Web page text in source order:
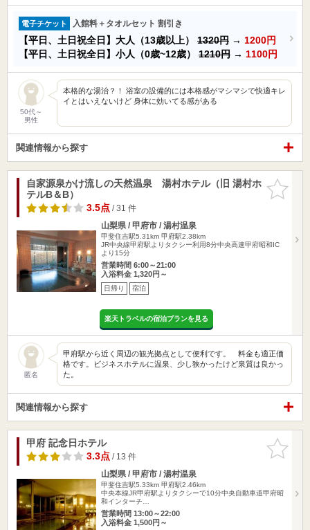
電子チケット 入館料＋タオルセット 割引き
【平日、土日祝全日】大人（13歳以上） 1320円 → 1200円
【平日、土日祝全日】小人（0歳~12歳） 1210円 → 1100円
50代～
男性
本格的な湯治？！ 浴室の設備的には本格感がマシマシで快適キレ
イとはいえないけど 身体に効いてる感がある
関連情報から探す
お気に入
りに追加
自家源泉かけ流しの天然温泉 湯村ホテル（旧 湯村ホ
テルB＆B）
3.5点/ 31 件
山梨県 / 甲府市 / 湯村温泉
甲斐住吉駅5.31km 甲府駅2.38km
JR中央線甲府駅よりタクシー利用8分中央高速甲府昭和IC
より15分
営業時間 6:00～21:00
入浴料金 1,320円～
日帰り 宿泊
楽天トラベルの宿泊プランを見る
匿名
甲府駅から近く周辺の観光拠点として便利です。 料金も適正価
格です。ビジネスホテルに温泉、少し狭かったけど泉質は良かっ
た。
関連情報から探す
お気に入
りに追加
甲府 記念日ホテル
3.3点/ 13 件
山梨県 / 甲府市 / 湯村温泉
甲斐住吉駅5.33km 甲府駅2.46km
中央本線JR甲府駅よりタクシーで10分中央自動車道甲府昭
和インターチ…
営業時間 13:00～22:00
入浴料金 1,500円～